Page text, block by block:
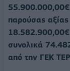
παρούσας
18.582.900,00€
συνολικά
από την ΓΕΚ